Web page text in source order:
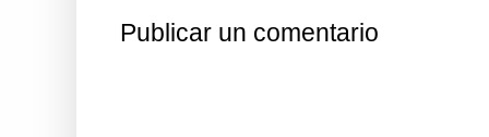
Publicar un comentario